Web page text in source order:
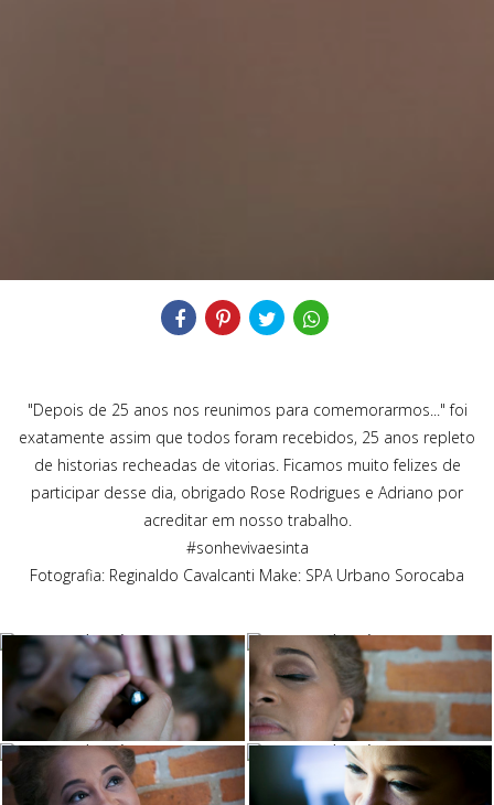
"Depois de 25 anos nos reunimos para comemorarmos..." foi
exatamente assim que todos foram recebidos, 25 anos repleto
de historias recheadas de vitorias. Ficamos muito felizes de
participar desse dia, obrigado Rose Rodrigues e Adriano por
acreditar em nosso trabalho.
#sonhevivaesinta
Fotografia: Reginaldo Cavalcanti Make: SPA Urbano Sorocaba